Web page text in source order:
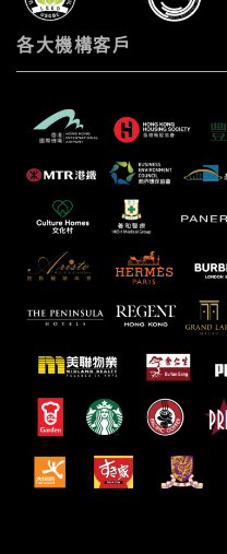
各大機構客戶